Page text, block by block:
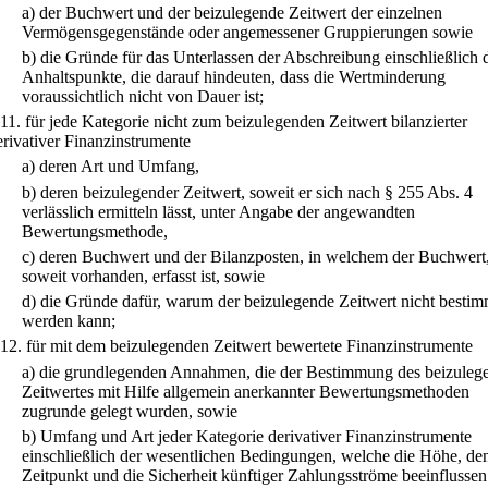
a) der Buchwert und der beizulegende Zeitwert der einzelnen
Vermögensgegenstände oder angemessener Gruppierungen sowie
b) die Gründe für das Unterlassen der Abschreibung einschließlich
Anhaltspunkte, die darauf hindeuten, dass die Wertminderung
voraussichtlich nicht von Dauer ist;
11. für jede Kategorie nicht zum beizulegenden Zeitwert bilanzierter
Finanzinstrumente
a) deren Art und Umfang,
b) deren beizulegender Zeitwert, soweit er sich nach § 255 Abs. 4
verlässlich ermitteln lässt, unter Angabe der angewandten
Bewertungsmethode,
c) deren Buchwert und der Bilanzposten, in welchem der Buchwert,
soweit vorhanden, erfasst ist, sowie
d) die Gründe dafür, warum der beizulegende Zeitwert nicht
werden kann;
12. für mit dem beizulegenden Zeitwert bewertete Finanzinstrumente
a) die grundlegenden Annahmen, die der Bestimmung des
Zeitwertes mit Hilfe allgemein anerkannter Bewertungsmethoden
zugrunde gelegt wurden, sowie
b) Umfang und Art jeder Kategorie derivativer Finanzinstrumente
einschließlich der wesentlichen Bedingungen, welche die Höhe,
Zeitpunkt und die Sicherheit künftiger Zahlungsströme beeinflussen